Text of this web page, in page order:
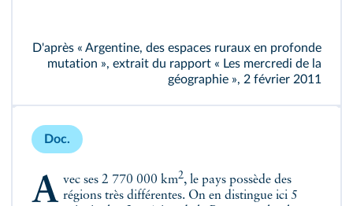
D'après « Argentine, des espaces ruraux en profonde
mutation », extrait du rapport « Les mercredi de la
géographie », 2 février 2011
Doc.
Avec ses 2 770 000 km2, le pays possède des
régions très différentes. On en distingue ici 5